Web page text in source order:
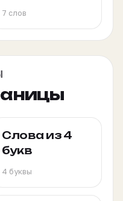
7 слов
Слова из 4
букв
4 буквы